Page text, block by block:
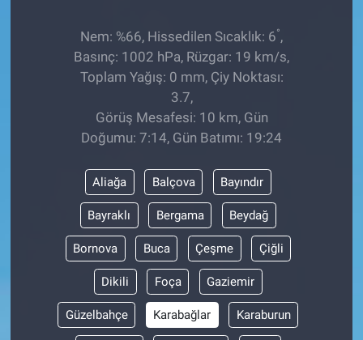
Nem: %66, Hissedilen Sıcaklık: 6°,
Basınç: 1002 hPa, Rüzgar: 19 km/s,
Toplam Yağış: 0 mm, Çiy Noktası:
3.7,
Görüş Mesafesi: 10 km, Gün
Doğumu: 7:14, Gün Batımı: 19:24
Aliağa Balçova Bayındır
Bayraklı Bergama Beydağ
Bornova Buca Çeşme Çiğli
Dikili Foça Gaziemir
Güzelbahçe Karabağlar Karaburun
ÇEVRE
HABERDE İNSAN
EĞİTİM
BİLİM VE TEKNOLOJİ
Güvenlik
Bölge